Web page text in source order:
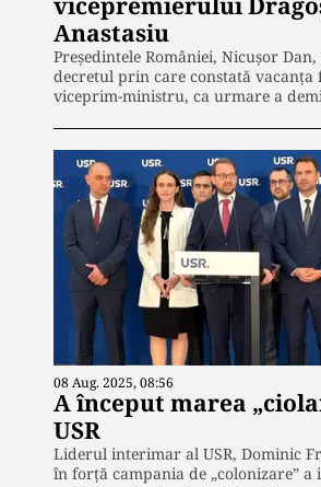
Anastasiu
Președintele României, Nicușor
decretul prin care constată vacanța
viceprim-ministru, ca urmare a
08 Aug. 2025, 08:56
A început marea
USR
Liderul interimar al USR, Dominic
în forță campania de „colonizare”